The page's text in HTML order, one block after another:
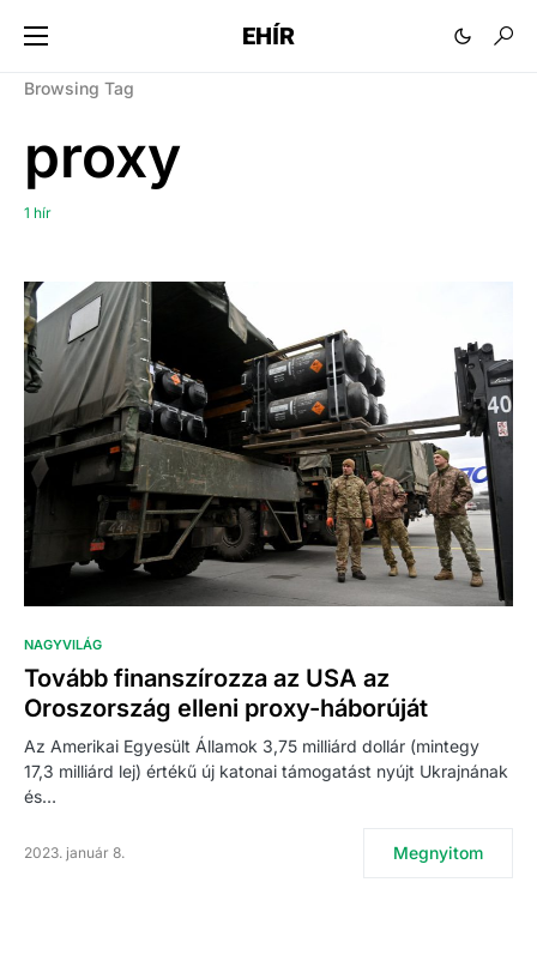
EHÍR
Browsing Tag
proxy
1 hír
NAGYVILÁG
Tovább finanszírozza az USA az
Oroszország elleni proxy-háborúját
Az Amerikai Egyesült Államok 3,75 milliárd dollár (mintegy
17,3 milliárd lej) értékű új katonai támogatást nyújt Ukrajnának
és…
2023. január 8. Megnyitom